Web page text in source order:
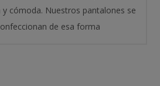
y cómoda. Nuestros pantalones se
de esa forma